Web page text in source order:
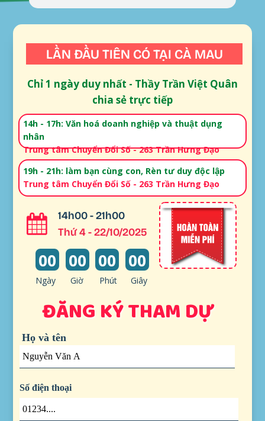
Chỉ 1 ngày duy nhất - Thầy Trần Việt Quân
chia sẻ trực tiếp
14h00 - 21h00
Thứ 4 - 22/10/2025
ĐĂNG KÝ THAM DỰ
14h - 17h: Văn hoá doanh nghiệp và thuật dụng
nhân
Trung tâm Chuyển Đổi Số - 263 Trần Hưng Đạo
19h - 21h: làm bạn cùng con, Rèn tư duy độc lập
Trung tâm Chuyển Đổi Số - 263 Trần Hưng Đạo
LẦN ĐẦU TIÊN CÓ TẠI CÀ MAU
00 00 00 00
Ngày Giờ Phút Giây
Họ và tên
Số điện thoại